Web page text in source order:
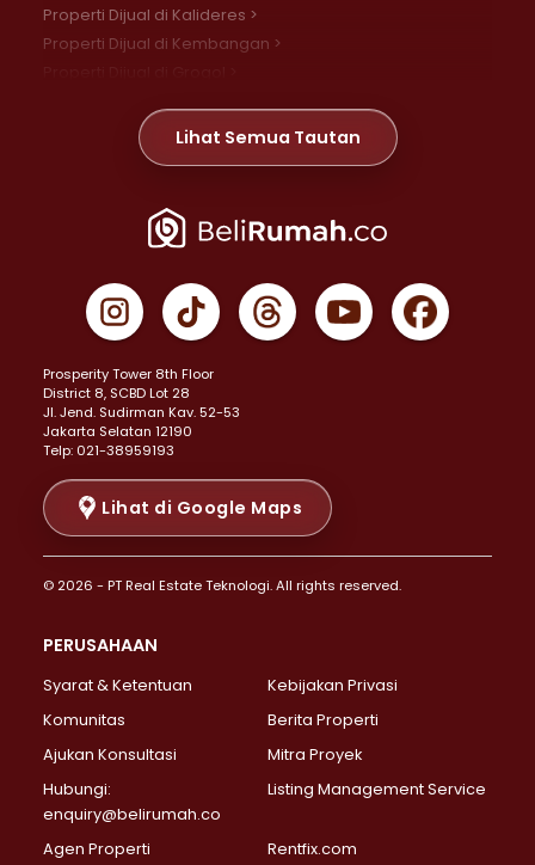
Properti Dijual di Kalideres >
Properti Dijual di Kembangan >
Properti Dijual di Meruya >
Properti Dijual di Jelambar >
Properti Dijual di Jakarta Pusat >
Properti Dijual di Gambir >
Properti Dijual di Johar Baru >
Properti Dijual di Menteng >
Properti Dijual di Senen >
Properti Dijual di Tanah Abang >
Properti Dijual di Cikini >
Properti Dijual di Kramat >
Properti Dijual di Pasar Baru >
Properti Dijual di Bendungan Hilir >
Properti Dijual di Jakarta Selatan >
Properti Dijual di Lebak Bulus >
Properti Dijual di Gandaria Selatan >
Properti Dijual di Pondok Labu >
Properti Dijual di Lenteng Agung >
Properti Dijual di Senayan >
Properti Dijual di Pondok Pinang >
Lihat Semua Tautan
Prosperity Tower 8th Floor
District 8, SCBD Lot 28
JI. Jend. Sudirman Kav. 52-53
Jakarta Selatan 12190
Telp: 021-38959193
Lihat di Google Maps
© 2026 - PT Real Estate Teknologi. All rights reserved.
PERUSAHAAN
Syarat & Ketentuan
Kebijakan Privasi
Komunitas
Berita Properti
Ajukan Konsultasi
Mitra Proyek
Hubungi:
enquiry@belirumah.co
Listing Management Service
Agen Properti Rentfix.com